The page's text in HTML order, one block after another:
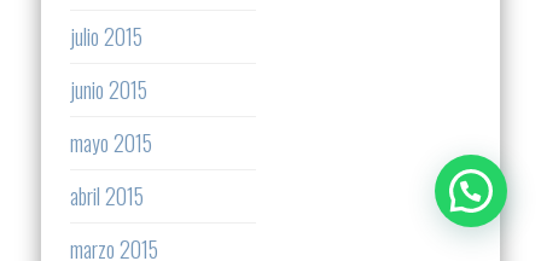
julio 2015
junio 2015
mayo 2015
abril 2015
marzo 2015